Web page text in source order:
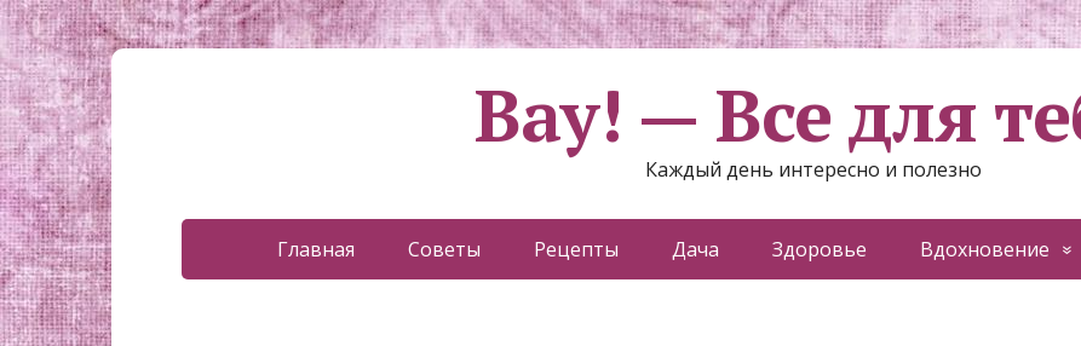
Вау! — Все для
Каждый день интересно и полезно
Главная Советы Рецепты Дача Здоровье Вдохновение